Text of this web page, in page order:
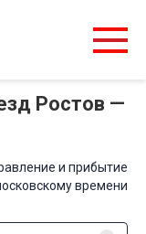
Ростов —
и прибытие
времени